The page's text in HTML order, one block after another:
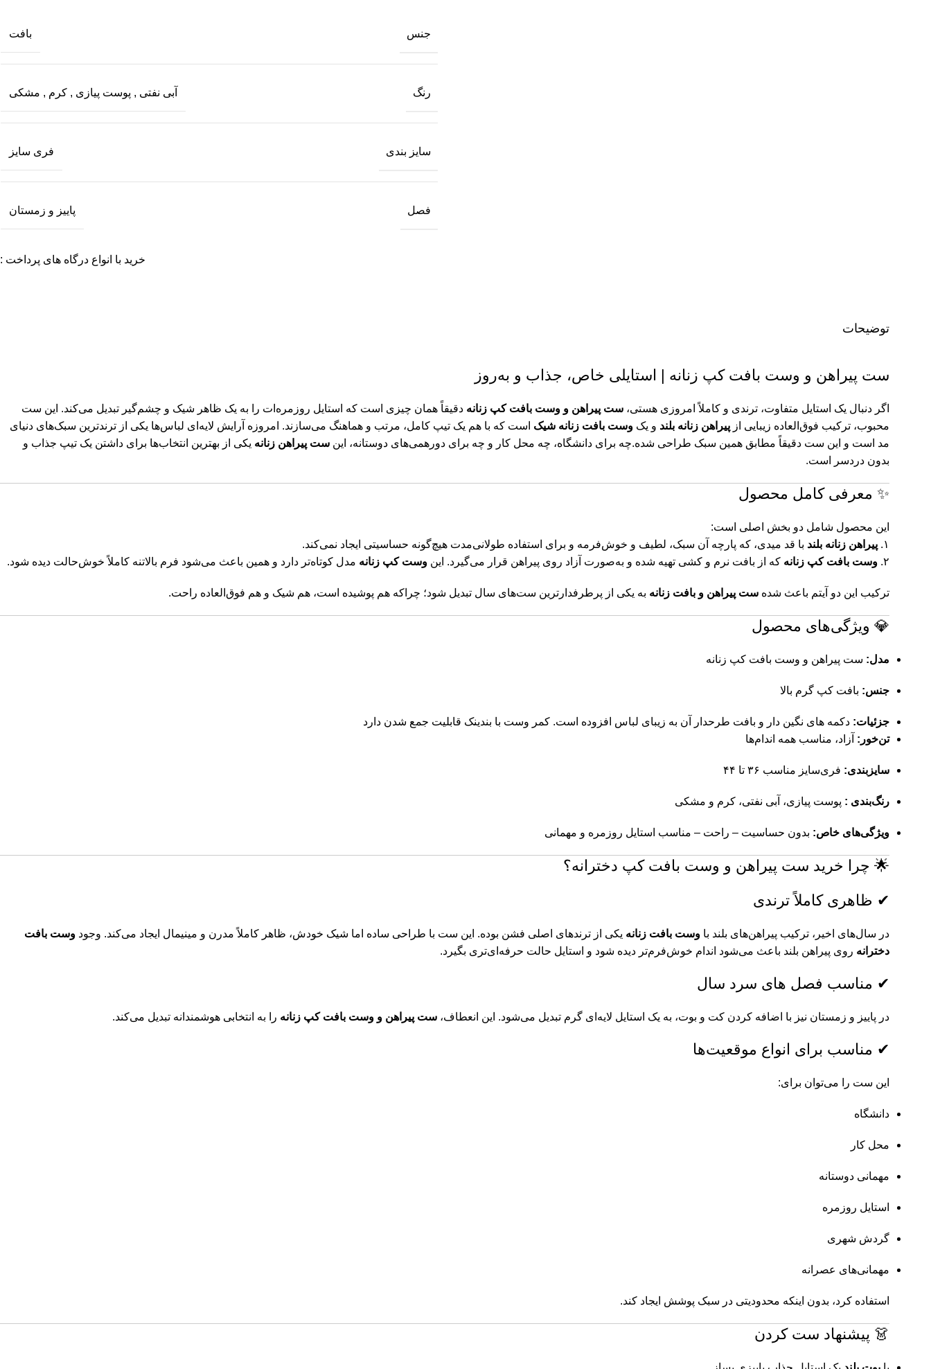
جنس بافت
رنگ آبی نفتی , پوست پیازی , کرم , مشکی
سایز بندی فری سایز
فصل پاییز و زمستان
خرید با انواع درگاه های پرداخت :
توضیحات
ست پیراهن و وست بافت کپ زنانه | استایلی خاص، جذاب و به‌روز
اگر دنبال یک استایل متفاوت، ترندی و کاملاً امروزی هستی، ست پیراهن و وست بافت کپ‌ زنانه دقیقاً همان چیزی است که استایل روزمره‌ات را به یک ظاهر شیک و چشم‌گیر تبدیل می‌کند. این ست
محبوب، ترکیب فوق‌العاده زیبایی از پیراهن زنانه بلند و یک وست بافت زنانه شیک است که با هم یک تیپ کامل، مرتب و هماهنگ می‌سازند. امروزه آرایش لایه‌ای لباس‌ها یکی از ترندترین سبک‌های دنیای
مد است و این ست دقیقاً مطابق همین سبک طراحی شده.چه برای دانشگاه، چه محل کار و چه برای دورهمی‌های دوستانه، این ست پیراهن زنانه یکی از بهترین انتخاب‌ها برای داشتن یک تیپ جذاب و
بدون دردسر است.
✨ معرفی کامل محصول
این محصول شامل دو بخش اصلی است:
۱. پیراهن زنانه بلند با قد میدی، که پارچه آن سبک، لطیف و خوش‌فرمه و برای استفاده طولانی‌مدت هیچ‌گونه حساسیتی ایجاد نمی‌کند.
۲. وست بافت کپ زنانه که از بافت نرم و کشی تهیه شده و به‌صورت آزاد روی پیراهن قرار می‌گیرد. این وست کپ زنانه مدل کوتاه‌تر دارد و همین باعث می‌شود فرم بالاتنه کاملاً خوش‌حالت دیده شود.
ترکیب این دو آیتم باعث شده ست پیراهن و بافت زنانه به یکی از پرطرفدارترین ست‌های سال تبدیل شود؛ چراکه هم پوشیده است، هم شیک و هم فوق‌العاده راحت.
💎 ویژگی‌های محصول
مدل: ست پیراهن و وست بافت کپ زنانه
جنس: بافت کپ گرم بالا
جزئیات: دکمه های نگین دار و بافت طرحدار آن به زیبای لباس افزوده است. کمر وست با بندینک قابلیت جمع شدن دارد
تن‌خور: آزاد، مناسب همه اندام‌ها
سایزبندی: فری‌سایز مناسب ۳۶ تا ۴۴
رنگ‌بندی : پوست پیازی، آبی نفتی، کرم و مشکی
ویژگی‌های خاص: بدون حساسیت – راحت – مناسب استایل روزمره و مهمانی
🌟 چرا خرید ست پیراهن و وست بافت کپ دخترانه؟
✔ ظاهری کاملاً ترندی
در سال‌های اخیر، ترکیب پیراهن‌های بلند با وست بافت زنانه یکی از ترندهای اصلی فشن بوده. این ست با طراحی ساده اما شیک خودش، ظاهر کاملاً مدرن و مینیمال ایجاد می‌کند. وجود وست بافت
دخترانه روی پیراهن بلند باعث می‌شود اندام خوش‌فرم‌تر دیده شود و استایل حالت حرفه‌ای‌تری بگیرد.
✔ مناسب فصل های سرد سال
در پاییز و زمستان نیز با اضافه کردن کت و بوت، به یک استایل لایه‌ای گرم تبدیل می‌شود. این انعطاف، ست پیراهن و وست بافت کپ زنانه را به انتخابی هوشمندانه تبدیل می‌کند.
✔ مناسب برای انواع موقعیت‌ها
این ست را می‌توان برای:
دانشگاه
محل کار
مهمانی دوستانه
استایل روزمره
گردش شهری
مهمانی‌های عصرانه
استفاده کرد، بدون اینکه محدودیتی در سبک پوشش ایجاد کند.
👗 پیشنهاد ست کردن